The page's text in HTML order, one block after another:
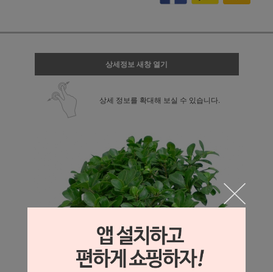
상세정보 새창 열기
상세 정보를 확대해 보실 수 있습니다.